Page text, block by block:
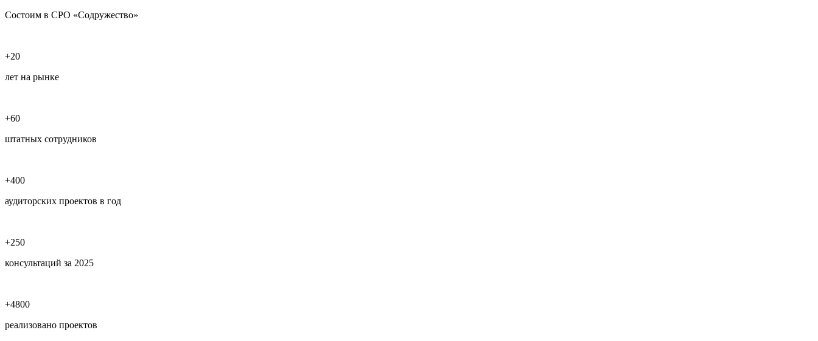
Состоим в СРО «Содружество»
+20
лет на рынке
+60
штатных сотрудников
+400
аудиторских проектов в год
+250
консультаций за 2025
+4800
реализовано проектов